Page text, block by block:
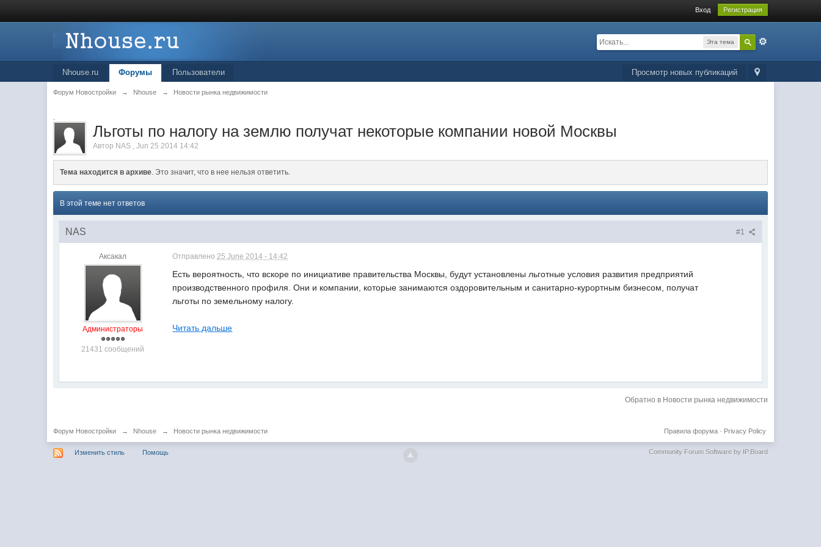
Вход Регистрация
Эта тема
Просмотр новых публикаций
Nhouse.ru Форумы Пользователи
Форум Новостройки → Nhouse → Новости рынка недвижимости
.
Льготы по налогу на землю получат некоторые компании новой Москвы
Автор NAS ,Jun 25 2014 14:42
Тема находится в архиве. Это значит, что в нее нельзя ответить.
В этой теме нет ответов
#1
NAS
Аксакал
Администраторы
21431 сообщений
Отправлено25 June 2014 - 14:42
Есть вероятность, что вскоре по инициативе правительства Москвы, будут установлены льготные условия развития предприятий
производственного профиля. Они и компании, которые занимаются оздоровительным и санитарно-курортным бизнесом, получат
льготы по земельному налогу.
Читать дальше
Обратно в Новости рынка недвижимости
Форум Новостройки → Nhouse → Новости рынка недвижимости Privacy Policy
Правила форума·
Изменить стиль Помощь Community Forum Software by IP.Board